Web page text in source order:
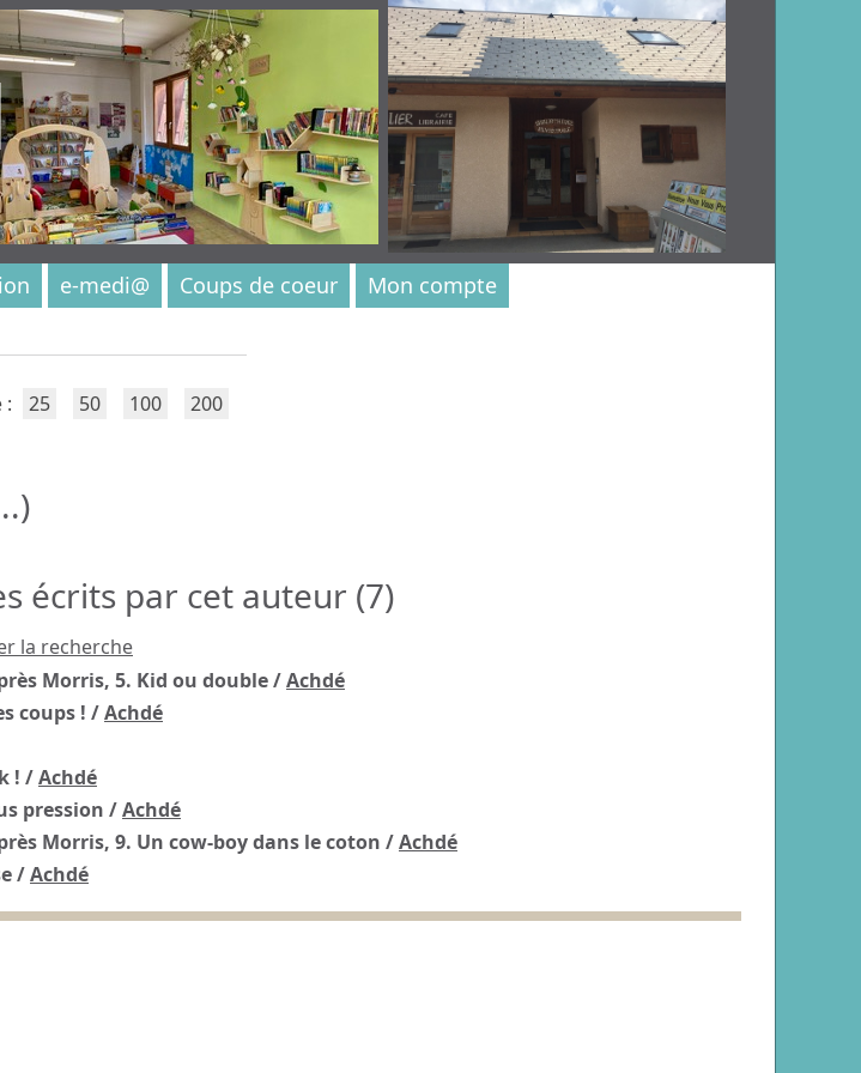
: 25 50 100 200
écrits par cet auteur (7)
la recherche
Morris, 5. Kid ou double/Achdé
coups ! /Achdé
! /Achdé
pression /Achdé
Morris, 9. Un cow-boy dans le coton /Achdé
/Achdé
e-medi@ Coups de coeur Mon compte